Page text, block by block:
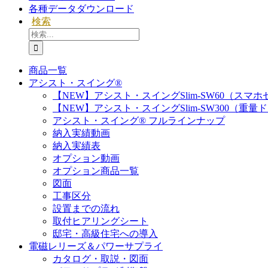
各種データダウンロード
検索
検
索
…
商品一覧
アシスト・スイング®
【NEW】アシスト・スイングSlim-SW60（スマホ
【NEW】アシスト・スイングSlim-SW300（重量ド
アシスト・スイング® フルラインナップ
納入実績動画
納入実績表
オプション動画
オプション商品一覧
図面
工事区分
設置までの流れ
取付ヒアリングシート
邸宅・高級住宅への導入
電磁レリーズ＆パワーサプライ
カタログ・取説・図面